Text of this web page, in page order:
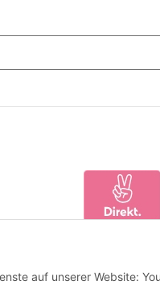
auf unserer Website: